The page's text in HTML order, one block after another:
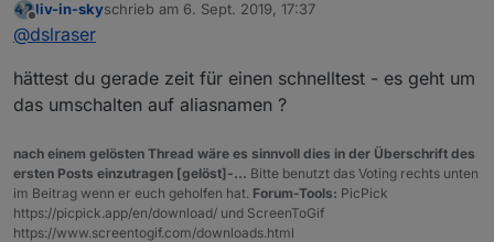
Offline
liv-in-skyschrieb am 6. Sept. 2019, 17:37
zuletzt editiert von
@dslraser
hättest du gerade zeit für einen schnelltest - es geht um
das umschalten auf aliasnamen ?
nach einem gelösten Thread wäre es sinnvoll dies in der Überschrift des
ersten Posts einzutragen [gelöst]-... Bitte benutzt das Voting rechts unten
im Beitrag wenn er euch geholfen hat. Forum-Tools: PicPick
https://picpick.app/en/download/ und ScreenToGif
https://www.screentogif.com/downloads.html